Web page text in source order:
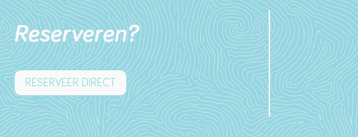
Reserveren?
RESERVEER DIRECT